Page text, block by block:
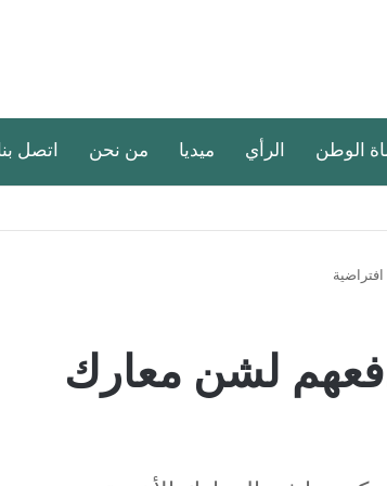
الوطن الرأي ميديا من نحن اتصل
لشن معارك